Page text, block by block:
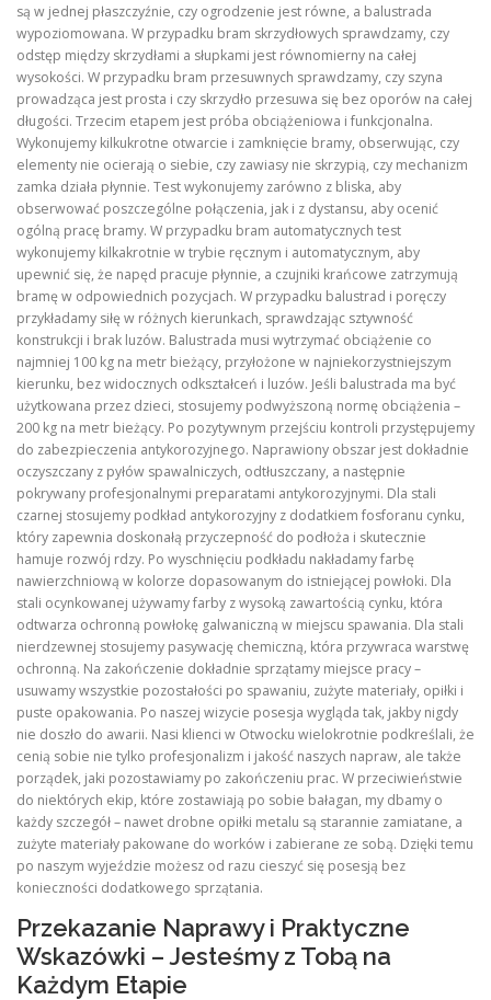
są w jednej płaszczyźnie, czy ogrodzenie jest równe, a balustrada
wypoziomowana. W przypadku bram skrzydłowych sprawdzamy, czy
odstęp między skrzydłami a słupkami jest równomierny na całej
wysokości. W przypadku bram przesuwnych sprawdzamy, czy szyna
prowadząca jest prosta i czy skrzydło przesuwa się bez oporów na całej
długości. Trzecim etapem jest próba obciążeniowa i funkcjonalna.
Wykonujemy kilkukrotne otwarcie i zamknięcie bramy, obserwując, czy
elementy nie ocierają o siebie, czy zawiasy nie skrzypią, czy mechanizm
zamka działa płynnie. Test wykonujemy zarówno z bliska, aby
obserwować poszczególne połączenia, jak i z dystansu, aby ocenić
ogólną pracę bramy. W przypadku bram automatycznych test
wykonujemy kilkakrotnie w trybie ręcznym i automatycznym, aby
upewnić się, że napęd pracuje płynnie, a czujniki krańcowe zatrzymują
bramę w odpowiednich pozycjach. W przypadku balustrad i poręczy
przykładamy siłę w różnych kierunkach, sprawdzając sztywność
konstrukcji i brak luzów. Balustrada musi wytrzymać obciążenie co
najmniej 100 kg na metr bieżący, przyłożone w najniekorzystniejszym
kierunku, bez widocznych odkształceń i luzów. Jeśli balustrada ma być
użytkowana przez dzieci, stosujemy podwyższoną normę obciążenia –
200 kg na metr bieżący. Po pozytywnym przejściu kontroli przystępujemy
do zabezpieczenia antykorozyjnego. Naprawiony obszar jest dokładnie
oczyszczany z pyłów spawalniczych, odtłuszczany, a następnie
pokrywany profesjonalnymi preparatami antykorozyjnymi. Dla stali
czarnej stosujemy podkład antykorozyjny z dodatkiem fosforanu cynku,
który zapewnia doskonałą przyczepność do podłoża i skutecznie
hamuje rozwój rdzy. Po wyschnięciu podkładu nakładamy farbę
nawierzchniową w kolorze dopasowanym do istniejącej powłoki. Dla
stali ocynkowanej używamy farby z wysoką zawartością cynku, która
odtwarza ochronną powłokę galwaniczną w miejscu spawania. Dla stali
nierdzewnej stosujemy pasywację chemiczną, która przywraca warstwę
ochronną. Na zakończenie dokładnie sprzątamy miejsce pracy –
usuwamy wszystkie pozostałości po spawaniu, zużyte materiały, opiłki i
puste opakowania. Po naszej wizycie posesja wygląda tak, jakby nigdy
nie doszło do awarii. Nasi klienci w Otwocku wielokrotnie podkreślali, że
cenią sobie nie tylko profesjonalizm i jakość naszych napraw, ale także
porządek, jaki pozostawiamy po zakończeniu prac. W przeciwieństwie
do niektórych ekip, które zostawiają po sobie bałagan, my dbamy o
każdy szczegół – nawet drobne opiłki metalu są starannie zamiatane, a
zużyte materiały pakowane do worków i zabierane ze sobą. Dzięki temu
po naszym wyjeździe możesz od razu cieszyć się posesją bez
konieczności dodatkowego sprzątania.
Przekazanie Naprawy i Praktyczne
Wskazówki – Jesteśmy z Tobą na
Każdym Etapie